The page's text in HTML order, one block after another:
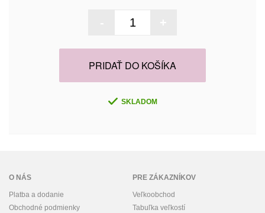
PRIDAŤ DO KOŠÍKA
SKLADOM
O NÁS
Platba a dodanie
Obchodné podmienky
PRE ZÁKAZNÍKOV
Veľkoobchod
Tabuľka veľkostí